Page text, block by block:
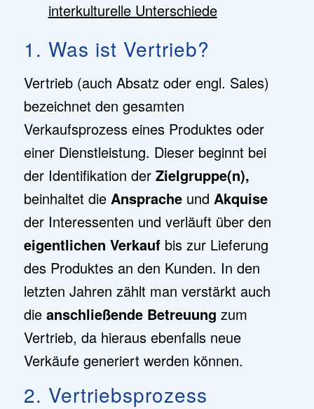
interkulturelle Unterschiede
1. Was ist Vertrieb?
Vertrieb (auch Absatz oder engl. Sales)
bezeichnet den gesamten
Verkaufsprozess eines Produktes oder
einer Dienstleistung. Dieser beginnt bei
der Identifikation der Zielgruppe(n),
beinhaltet die Anspracheund Akquise
der Interessenten und verläuft über den
eigentlichen Verkaufbis zur Lieferung
des Produktes an den Kunden. In den
letzten Jahren zählt man verstärkt auch
die anschließende Betreuung zum
Vertrieb, da hieraus ebenfalls neue
Verkäufe generiert werden können.
2. Vertriebsprozess